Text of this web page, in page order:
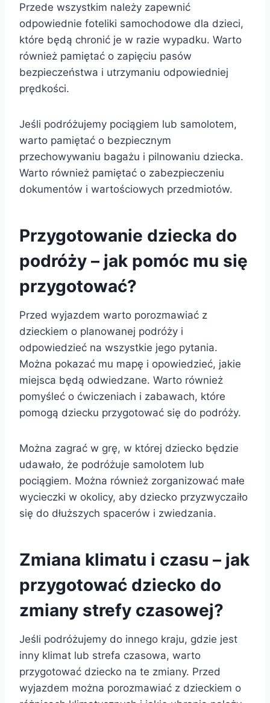
Przede wszystkim należy zapewnić
odpowiednie foteliki samochodowe dla dzieci,
które będą chronić je w razie wypadku. Warto
również pamiętać o zapięciu pasów
bezpieczeństwa i utrzymaniu odpowiedniej
prędkości.
Jeśli podróżujemy pociągiem lub samolotem,
warto pamiętać o bezpiecznym
przechowywaniu bagażu i pilnowaniu dziecka.
Warto również pamiętać o zabezpieczeniu
dokumentów i wartościowych przedmiotów.
Przygotowanie dziecka do
podróży – jak pomóc mu się
przygotować?
Przed wyjazdem warto porozmawiać z
dzieckiem o planowanej podróży i
odpowiedzieć na wszystkie jego pytania.
Można pokazać mu mapę i opowiedzieć, jakie
miejsca będą odwiedzane. Warto również
pomyśleć o ćwiczeniach i zabawach, które
pomogą dziecku przygotować się do podróży.
Można zagrać w grę, w której dziecko będzie
udawało, że podróżuje samolotem lub
pociągiem. Można również zorganizować małe
wycieczki w okolicy, aby dziecko przyzwyczaiło
się do dłuższych spacerów i zwiedzania.
Zmiana klimatu i czasu – jak
przygotować dziecko do
zmiany strefy czasowej?
Jeśli podróżujemy do innego kraju, gdzie jest
inny klimat lub strefa czasowa, warto
przygotować dziecko na te zmiany. Przed
wyjazdem można porozmawiać z dzieckiem o